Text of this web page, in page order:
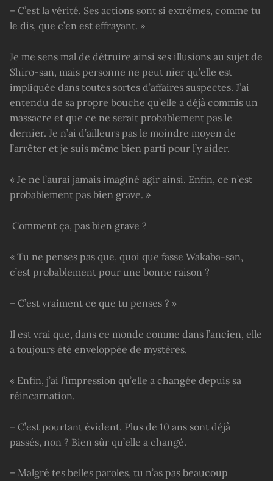
– C’est la vérité. Ses actions sont si extrêmes, comme tu
le dis, que c’en est effrayant. »
Je me sens mal de détruire ainsi ses illusions au sujet de
Shiro-san, mais personne ne peut nier qu’elle est
impliquée dans toutes sortes d’affaires suspectes. J’ai
entendu de sa propre bouche qu’elle a déjà commis un
massacre et que ce ne serait probablement pas le
dernier. Je n’ai d’ailleurs pas le moindre moyen de
l’arrêter et je suis même bien parti pour l’y aider.
« Je ne l’aurai jamais imaginé agir ainsi. Enfin, ce n’est
probablement pas bien grave. »
Comment ça, pas bien grave ?
« Tu ne penses pas que, quoi que fasse Wakaba-san,
c’est probablement pour une bonne raison ?
– C’est vraiment ce que tu penses ? »
Il est vrai que, dans ce monde comme dans l’ancien, elle
a toujours été enveloppée de mystères.
« Enfin, j’ai l’impression qu’elle a changée depuis sa
réincarnation.
– C’est pourtant évident. Plus de 10 ans sont déjà
passés, non ? Bien sûr qu’elle a changé.
– Malgré tes belles paroles, tu n’as pas beaucoup